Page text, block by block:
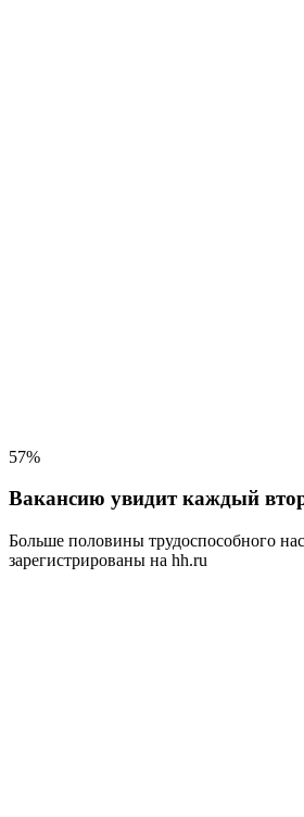
57%
Вакансию увидит каждый
Больше половины трудоспособного
зарегистрированы на hh.ru